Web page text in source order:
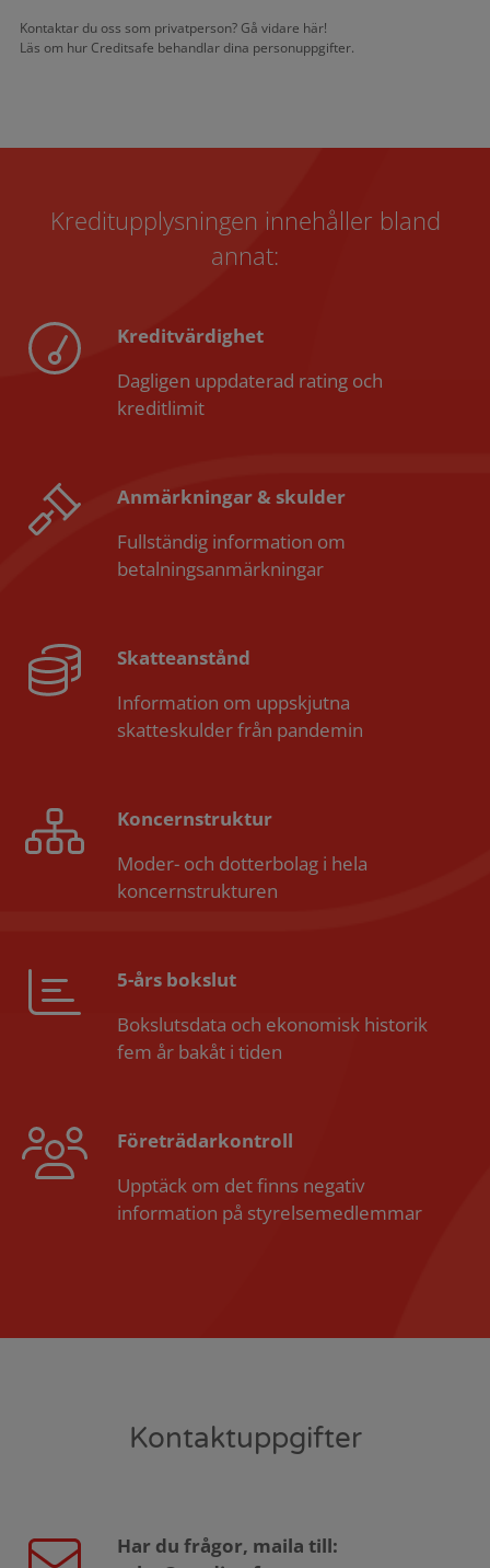
Kontaktar du oss som privatperson? Gå vidare här!
Läs om hur Creditsafe behandlar dina personuppgifter.
Kreditupplysningen innehåller bland
annat:
Kreditvärdighet
Dagligen uppdaterad rating och
kreditlimit
Anmärkningar & skulder
Fullständig information om
betalningsanmärkningar
Skatteanstånd
Information om uppskjutna
skatteskulder från pandemin
Koncernstruktur
Moder- och dotterbolag i hela
koncernstrukturen
5-års bokslut
Bokslutsdata och ekonomisk historik
fem år bakåt i tiden
Företrädarkontroll
Upptäck om det finns negativ
information på styrelsemedlemmar
Kontaktuppgifter
Har du frågor, maila till: